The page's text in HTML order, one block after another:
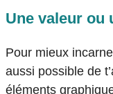
Une valeur
Pour mieux
aussi possible de
éléments